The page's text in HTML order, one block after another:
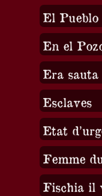
El Pueblo
En el
Era sauta
Esclaves
Etat
Femme
Fischia il